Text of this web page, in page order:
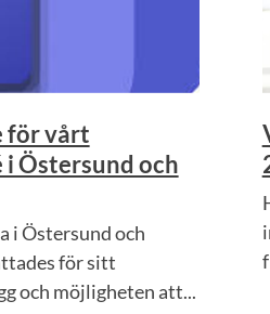
för vårt
i Östersund och
i Östersund och
för sitt
och möjligheten att...